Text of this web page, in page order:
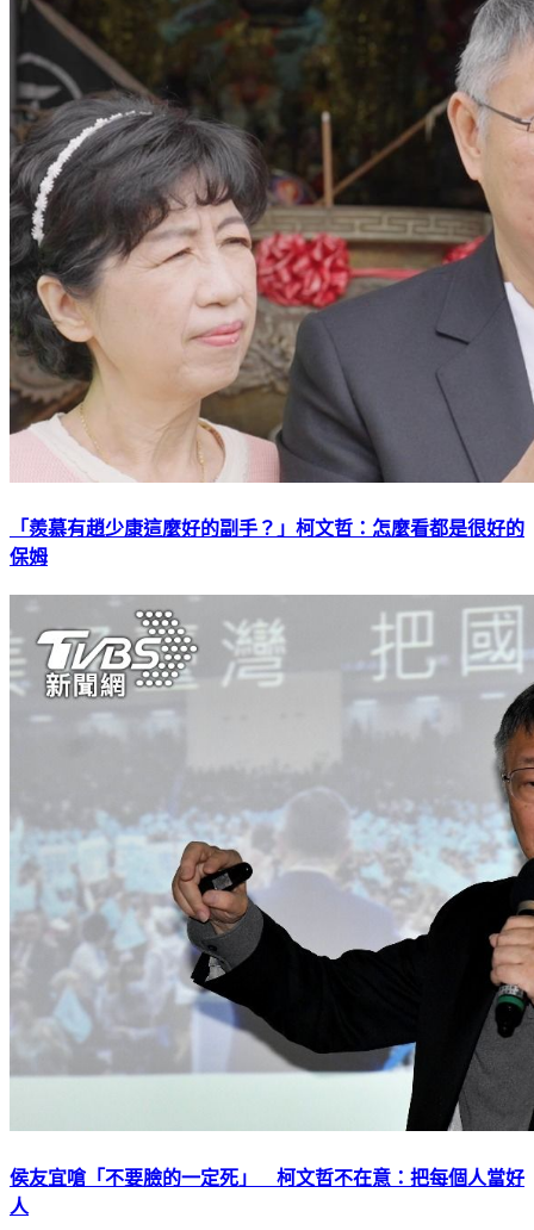
「羨慕有趙少康這麼好的副手？」柯文哲：怎麼看都是很好的
保姆
侯友宜嗆「不要臉的一定死」 柯文哲不在意：把每個人當好
人